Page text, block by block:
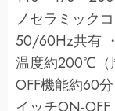
ノセラミック
50/60Hz共有
温度約200℃（
OFF機能約60